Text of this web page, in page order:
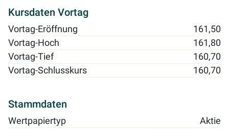
Kursdaten Vortag
Vortag-Eröffnung
161,50
Vortag-Hoch
161,80
Vortag-Tief
160,70
Vortag-Schlusskurs
160,70
Stammdaten
Wertpapiertyp
Aktie